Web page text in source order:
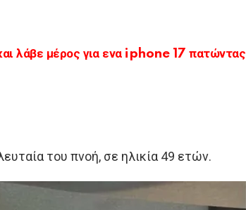
λάβε μέρος για ενα iphone 17 πατώντας
του πνοή, σε ηλικία 49 ετών.